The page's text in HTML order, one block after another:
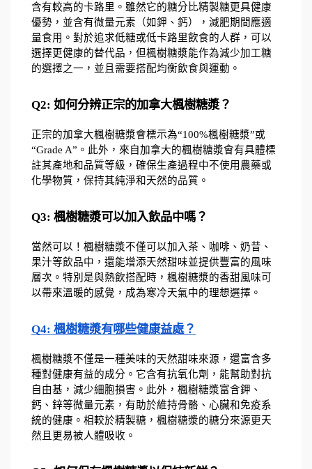
含有較高的卡路里。雖然它的糖分比精製糖更具健康
優勢，並含有微量元素（如鉀、鈣），減肥期間應適
量食用。對於追求低糖或低卡路里飲食的人群，可以
選擇更健康的替代品，但楓樹糖漿能作為減少加工糖
的選擇之一，並且需要搭配均衡飲食與運動。
Q2: 如何分辨正宗的加拿大楓樹糖漿？
正宗的加拿大楓樹糖漿會標示為“100%楓樹糖漿”或
“Grade A”。此外，來自加拿大的楓樹糖漿會有具體標
註其產地和品質等級，確保生產過程中不使用農藥或
化學物質，保持其純淨和天然的品質。
Q3: 楓樹糖漿可以加入飲品中嗎？
當然可以！楓樹糖漿不僅可以加入茶、咖啡、奶昔、
果汁等飲品中，還能增添天然甜味並提供豐富的風味
層次。特別是與熱飲搭配時，楓樹糖漿的香甜風味可
以帶來溫暖的感覺，成為寒冷天氣中的理想選擇。
Q4: 楓樹糖漿有哪些健康益處？
楓樹糖漿不僅是一種美味的天然甜味來源，還富含多
種對健康有益的成分。它含有抗氧化劑，能幫助對抗
自由基，減少細胞損害。此外，楓樹糖漿富含鉀、
鈣、鋅等微量元素，有助於維持骨骼、心臟和免疫系
統的健康。相較於精製糖，楓樹糖漿的糖分來源更天
然且更易被人體吸收。